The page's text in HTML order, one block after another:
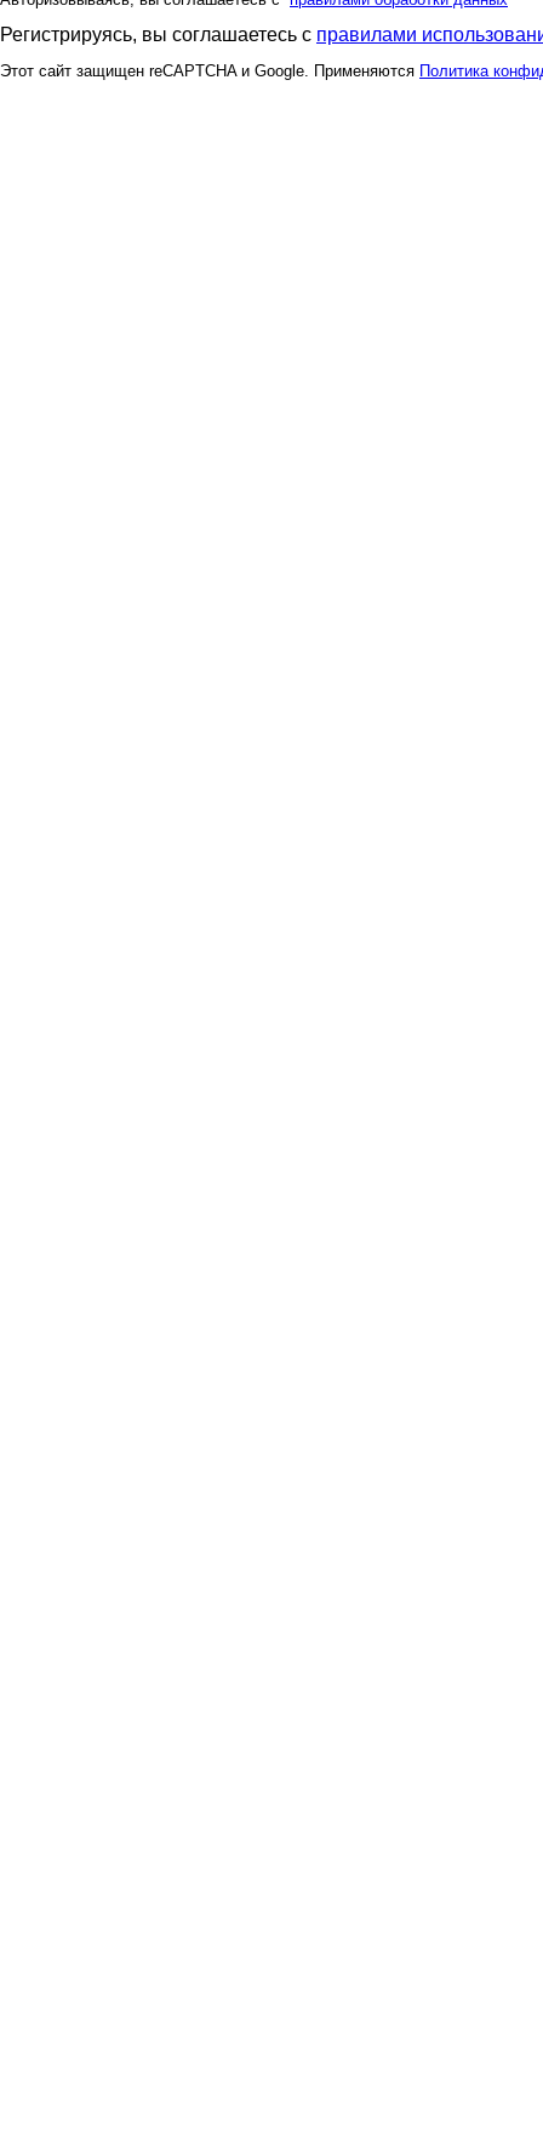
Регистрируясь, вы соглашаетесь с правилами
Этот сайт защищен reCAPTCHA и Google. Применяются Политика